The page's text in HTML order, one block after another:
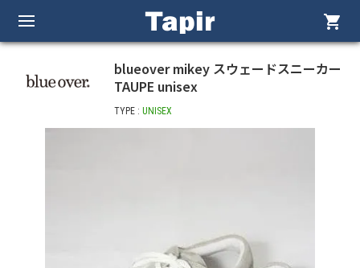
shopping_cart
blueover mikey スウェードスニーカー
TAUPE unisex
TYPE : UNISEX